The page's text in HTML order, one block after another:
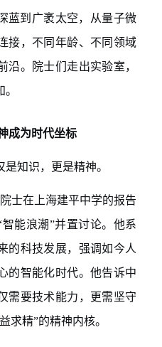
蓝到广袤太空，从量子微
接， 不同年龄、不同领域
沿。院士们走出实验室，
。
成为时代坐标
知识，更是精神。
院士在上海建平中学的报告
能浪潮”并置讨论。他系
的科技发展，强调如今人
的智能化时代。他告诉中
需要技术能力，更需坚守
求精”的精神内核。